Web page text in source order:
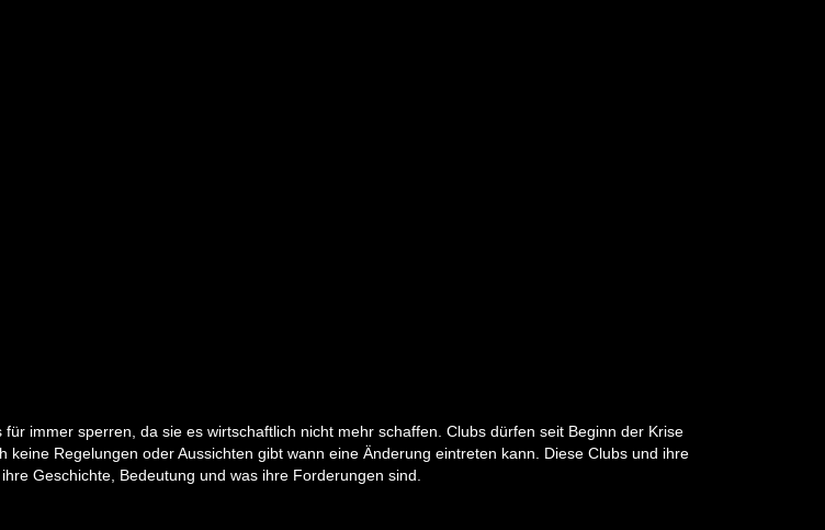
immer sperren, da sie es wirtschaftlich nicht mehr schaffen. Clubs dürfen seit Beginn der Krise
Regelungen oder Aussichten gibt wann eine Änderung eintreten kann. Diese Clubs und ihre
Geschichte, Bedeutung und was ihre Forderungen sind.